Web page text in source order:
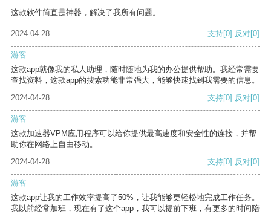
这款软件简直是神器，解决了我所有问题。
2024-04-28 支持[0] 反对[0]
游客
这款app就像我的私人助理，随时随地为我的办公提供帮助。我经常需要
查找资料，这款app的搜索功能非常强大，能够快速找到我需要的信息。
2024-04-28
支持[0] 反对[0]
游客
这款加速器VPM应用程序可以给你提供最高速度和安全性的连接，并帮
助你在网络上自由移动。
2024-04-28
支持[0] 反对[0]
游客
这款app让我的工作效率提高了50%，让我能够更轻松地完成工作任务。
我以前经常加班，现在有了这个app，我可以提前下班，有更多的时间陪